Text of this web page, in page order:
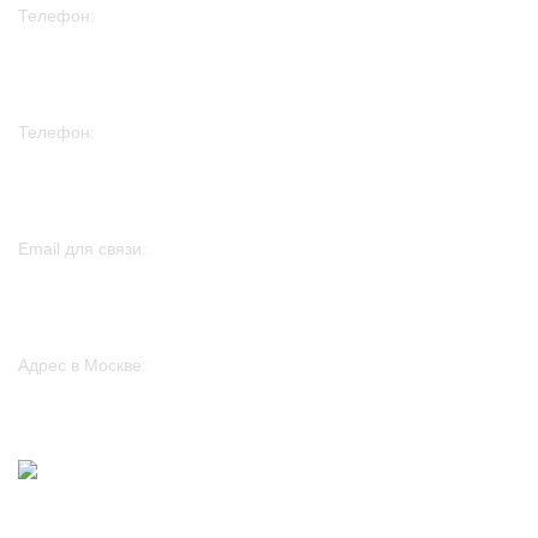
Телефон:
Телефон:
Email для связи:
Адрес в Москве: